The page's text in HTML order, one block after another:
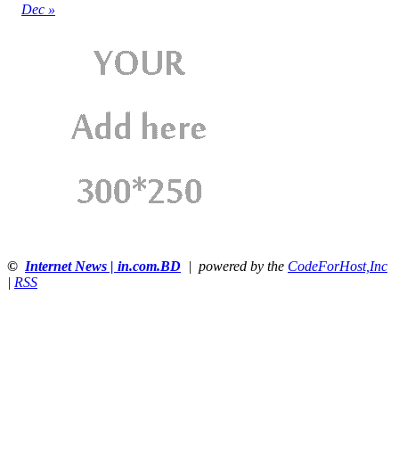
Dec »
© Internet News | in.com.BD | powered by the CodeForHost,Inc
RSS